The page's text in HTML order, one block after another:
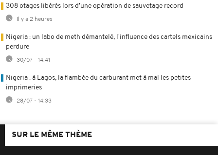
308 otages libérés lors d’une opération de sauvetage record
Il y a 2 heures
Nigeria : un labo de meth démantelé, l'influence des cartels mexicains
perdure
30/07 - 14:41
Nigeria : à Lagos, la flambée du carburant met à mal les petites
imprimeries
28/07 - 14:33
SUR LE MÊME THÈME